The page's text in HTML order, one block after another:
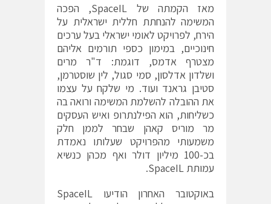
מאז הקמתה של SpaceIL, הפכה
המשימה להנחתת חללית ישראלית על
הירח, לפרויקט לאומי ישראלי בעל ערכים
חינוכיים, במימון כספי תורמים אליהם
מצטרף אדמס, דוגמת: ד"ר מרים
ושלדון אדלסון, סמי סגול, לין שוסטרמן,
סטיבן גראנד ועוד. מי שלקח על עצמו
את ההובלה להשלמת המשימה ורואה בה
כשליחות, הוא הפילנתרופ ואיש העסקים
מר מוריס קאהן שבחר לממן חלק
משמעותי מהפרויקט שעלותו נאמדת
בכ-100 מיליון דולר ואף מכהן כנשיא
עמותת SpaceIL.
באוקטובר האחרון הודיעו SpaceIL